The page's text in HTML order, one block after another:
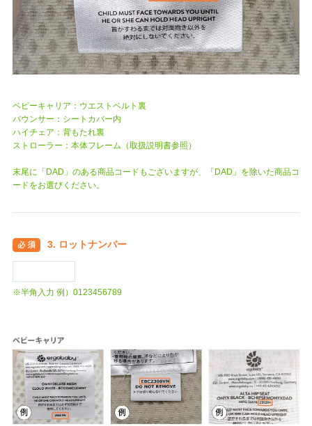
ベビーキャリア：ウエストベルト裏
バウンサー：シートカバー内
ハイチェア：背もたれ裏
ストローラー：本体フレーム（取扱説明書参照）
末尾に「DAD」のある商品コードもございますが、「DAD」を除いた商品コ
ードをお選びください。
3. ロットナンバー
※半角入力 例）0123456789